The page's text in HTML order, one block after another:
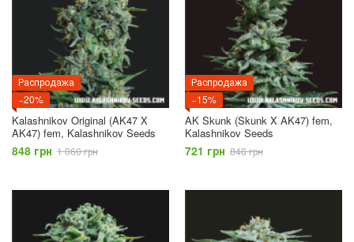
Распродажа
−20%
Kalashnikov Original (AK47 X
AK47) fem, Kalashnikov Seeds
848 грн 1 060 грн
Распродажа
−15%
AK Skunk (Skunk X AK47) fem,
Kalashnikov Seeds
721 грн 848 грн